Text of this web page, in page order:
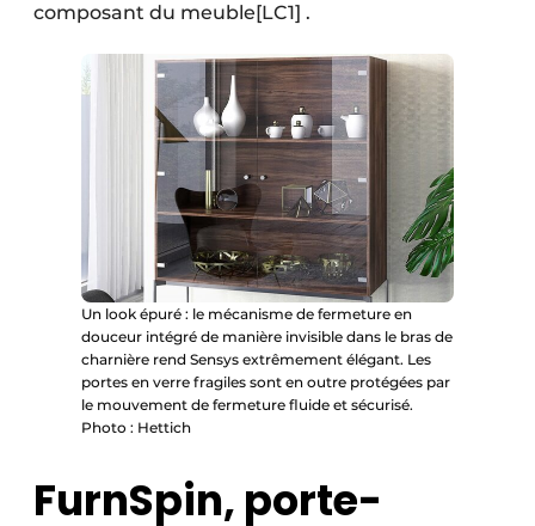
composant du meuble[LC1] .
Un look épuré : le mécanisme de fermeture en
douceur intégré de manière invisible dans le bras de
charnière rend Sensys extrêmement élégant. Les
portes en verre fragiles sont en outre protégées par
le mouvement de fermeture fluide et sécurisé.
Photo : Hettich
FurnSpin, porte-